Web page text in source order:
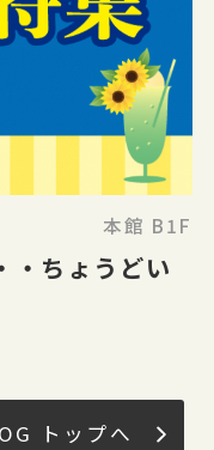
本館 B1F
・ちょうどい
トップへ